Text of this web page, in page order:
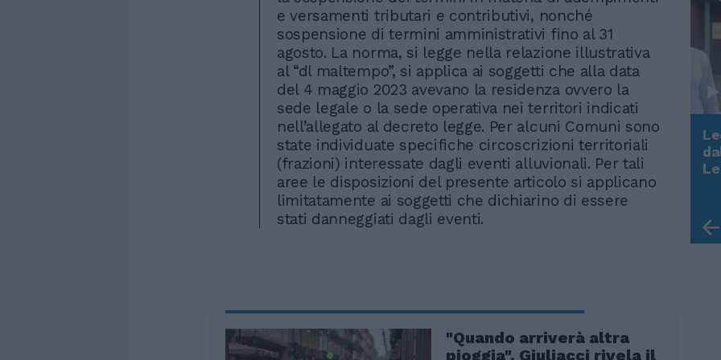
e versamenti tributari e contributivi, nonché
sospensione di termini amministrativi fino al 31
agosto. La norma, si legge nella relazione illustrativa
al “dl maltempo”, si applica ai soggetti che alla data
del 4 maggio 2023 avevano la residenza ovvero la
sede legale o la sede operativa nei territori indicati
nell’allegato al decreto legge. Per alcuni Comuni sono
state individuate specifiche circoscrizioni territoriali
(frazioni) interessate dagli eventi alluvionali. Per tali
aree le disposizioni del presente articolo si applicano
limitatamente ai soggetti che dichiarino di essere
stati danneggiati dagli eventi.
"Quando arriverà altra
pioggia". Giuliacci rivela il
Rudy Giuliani a Come States?
Trump, Meloni e la strategia
americana